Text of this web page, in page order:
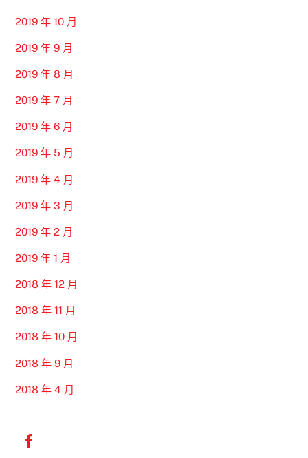
2019 年 10 月
2019 年 9 月
2019 年 8 月
2019 年 7 月
2019 年 6 月
2019 年 5 月
2019 年 4 月
2019 年 3 月
2019 年 2 月
2019 年 1 月
2018 年 12 月
2018 年 11 月
2018 年 10 月
2018 年 9 月
2018 年 4 月